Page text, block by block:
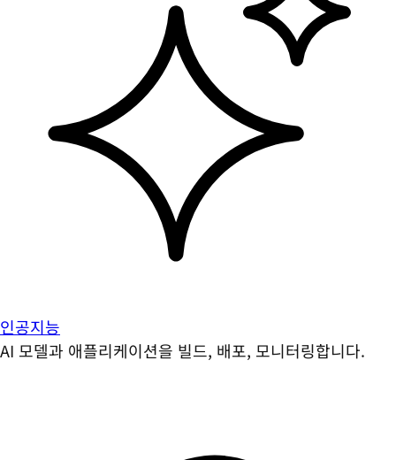
인공지능
AI 모델과 애플리케이션을 빌드, 배포, 모니터링합니다.